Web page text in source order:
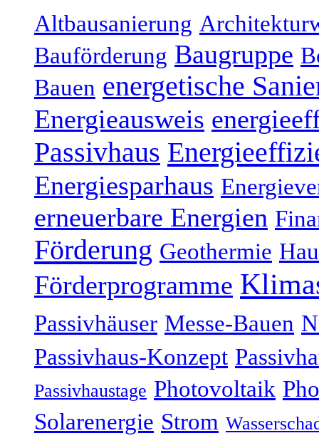
Altbausanierung
Bauförderung Baugruppe
Bauen energetische
Energieausweis
Passivhaus
Energiesparhaus
erneuerbare Energien
Förderung Geothermie
Förderprogramme
Passivhäuser Messe-Bauen
Passivhaus-Konzept
Passivhaustage Photovoltaik
Solarenergie Strom